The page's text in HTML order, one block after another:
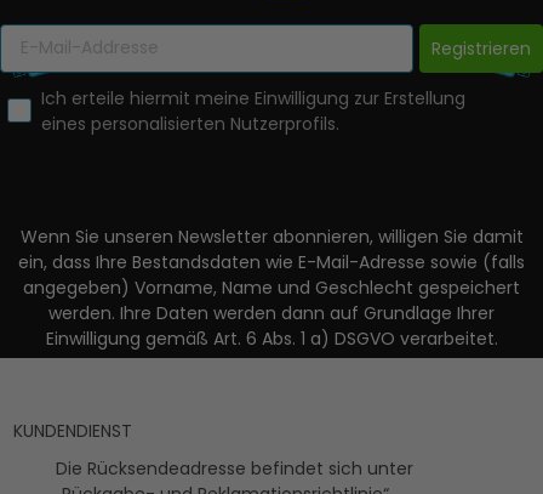
Registrieren
Ich erteile hiermit meine Einwilligung zur Erstellung
eines personalisierten Nutzerprofils.
Wenn Sie unseren Newsletter abonnieren, willigen Sie damit
ein, dass Ihre Bestandsdaten wie E-Mail-Adresse sowie (falls
angegeben) Vorname, Name und Geschlecht gespeichert
werden. Ihre Daten werden dann auf Grundlage Ihrer
Einwilligung gemäß Art. 6 Abs. 1 a) DSGVO verarbeitet.
KUNDENDIENST
Die Rücksendeadresse befindet sich unter